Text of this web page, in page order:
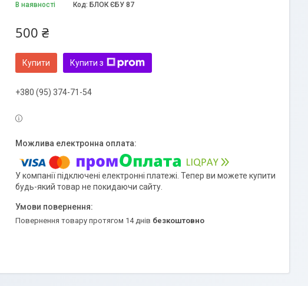
В наявності Код: БЛОК ЄБУ 87
500 ₴
Купити Купити з
+380 (95) 374-71-54
У компанії підключені електронні платежі. Тепер ви можете купити
будь-який товар не покидаючи сайту.
повернення товару протягом 14 днів безкоштовно